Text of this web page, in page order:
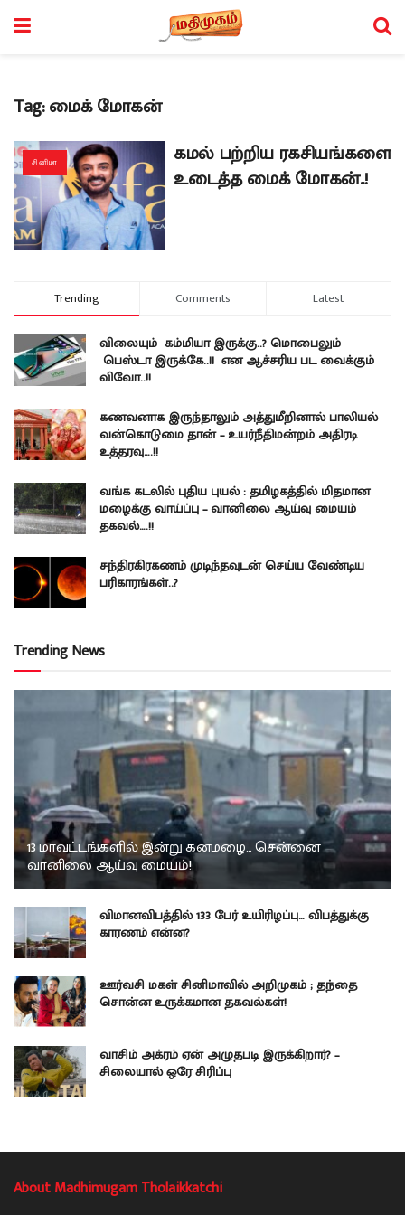
Tag:மைக் மோகன்
சினிமா
கமல் பற்றிய ரகசியங்களை
உடைத்த மைக் மோகன்..!
Trending Comments Latest
விலையும் கம்மியா இருக்கு..? மொபைலும்
பெஸ்டா இருக்கே..!! என ஆச்சரிய பட வைக்கும்
விவோ..!!
கணவனாக இருந்தாலும் அத்துமீறினால் பாலியல்
வன்கொடுமை தான் – உயர்நீதிமன்றம் அதிரடி
உத்தரவு….!!
வங்க கடலில் புதிய புயல் : தமிழகத்தில் மிதமான
மழைக்கு வாய்ப்பு – வானிலை ஆய்வு மையம்
தகவல்….!!
சந்திரகிரகணம் முடிந்தவுடன் செய்ய வேண்டிய
பரிகாரங்கள்..?
Trending News
13 மாவட்டங்களில் இன்று கனமழை… சென்னை
வானிலை ஆய்வு மையம்!
விமானவிபத்தில் 133 பேர் உயிரிழப்பு… விபத்துக்கு
காரணம் என்ன?
ஊர்வசி மகள் சினிமாவில் அறிமுகம் ; தந்தை
சொன்ன உருக்கமான தகவல்கள்!
வாசிம் அக்ரம் ஏன் அழுதபடி இருக்கிறார்? –
சிலையால் ஒரே சிரிப்பு
About Madhimugam Tholaikkatchi